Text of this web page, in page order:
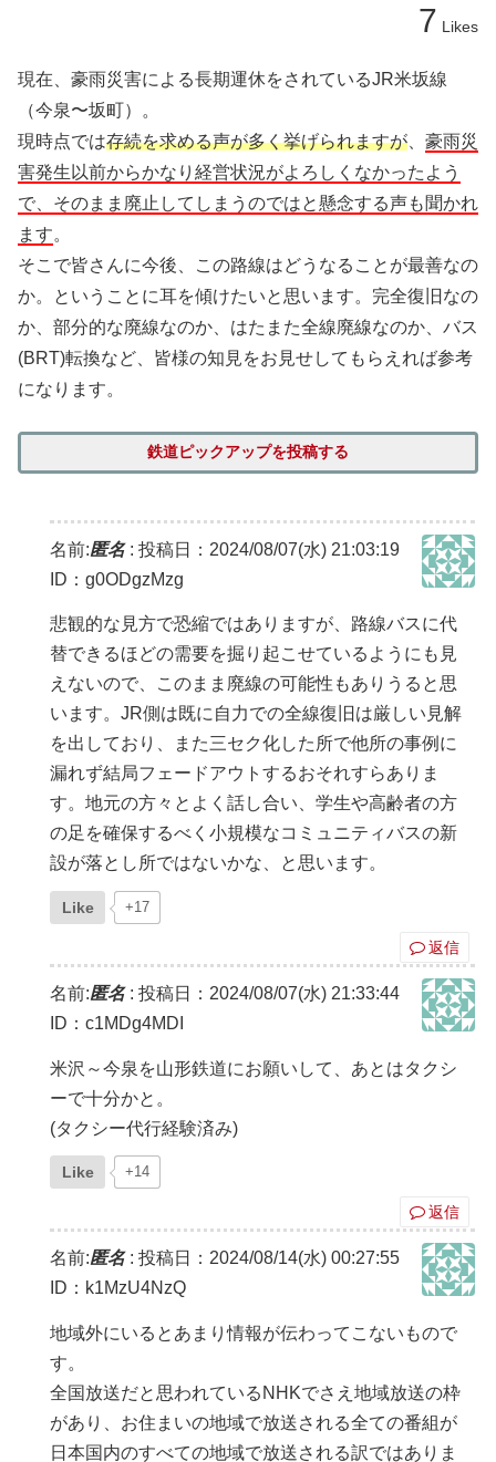
7 Likes
現在、豪雨災害による長期運休をされているJR米坂線
（今泉〜坂町）。
現時点では存続を求める声が多く挙げられますが
豪雨災
害発生以前からかなり経営状況がよろしくなかったよう
で、そのまま廃止してしまうのではと懸念する声も聞かれ
ます。
そこで皆さんに今後、この路線はどうなることが最善なの
か。ということに耳を傾けたいと思います。完全復旧なの
か、部分的な廃線なのか、はたまた全線廃線なのか、バス
(BRT)転換など、皆様の知見をお見せしてもらえれば参考
になります。
鉄道ピックアップを投稿する
名前:匿名: 投稿日：2024/08/07(水) 21:03:19
ID：g0ODgzMzg
悲観的な見方で恐縮ではありますが、路線バスに代
替できるほどの需要を掘り起こせているようにも見
えないので、このまま廃線の可能性もありうると思
います。JR側は既に自力での全線復旧は厳しい見解
を出しており、また三セク化した所で他所の事例に
漏れず結局フェードアウトするおそれすらありま
す。地元の方々とよく話し合い、学生や高齢者の方
の足を確保するべく小規模なコミュニティバスの新
設が落とし所ではないかな、と思います。
Like +17
返信
名前:匿名: 投稿日：2024/08/07(水) 21:33:44
ID：c1MDg4MDI
米沢～今泉を山形鉄道にお願いして、あとはタクシ
ーで十分かと。
(タクシー代行経験済み)
Like +14
返信
名前:匿名: 投稿日：2024/08/14(水) 00:27:55
ID：k1MzU4NzQ
地域外にいるとあまり情報が伝わってこないもので
す。
全国放送だと思われているNHKでさえ地域放送の枠
があり、お住まいの地域で放送される全ての番組が
日本国内のすべての地域で放送される訳ではありま